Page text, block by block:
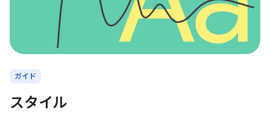
ガイド
スタイル